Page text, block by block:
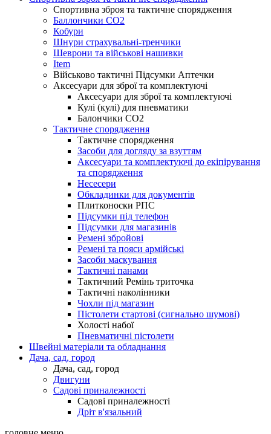
Спортивна зброя та тактичне спорядження
Баллончики CO2
Кобури
Шнури страхувальні-тренчики
Шеврони та військові нашивки
Item
Військово тактичні Підсумки Аптечки
Аксесуари для зброї та комплектуючі
Аксесуари для зброї та комплектуючі
Кулі (кулі) для пневматики
Балончики CO2
Тактичне спорядження
Тактичне спорядження
Засоби для догляду за взуттям
Аксесуари та комплектуючі до екіпірування
та спорядження
Несесери
Обкладинки для документів
Плитконоски РПС
Підсумки під телефон
Підсумки для магазинів
Ремені збройові
Ремені та пояси армійські
Засоби маскування
Тактичні панами
Тактичний Ремінь триточка
Тактичні наколінники
Чохли під магазин
Пістолети стартові (сигнально шумові)
Холості набої
Пневматичні пістолети
Швейні матеріали та обладнання
Дача, сад, город
Дача, сад, город
Двигуни
Садові приналежності
Садові приналежності
Дріт в'язальний